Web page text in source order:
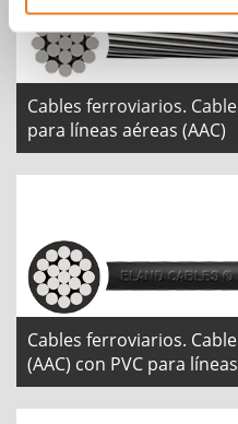
Cables ferroviarios.
para líneas aéreas (AAC)
Cables ferroviarios.
(AAC) con PVC para